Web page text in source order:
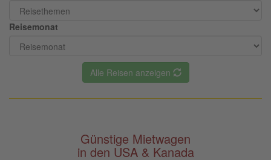
Reisemonat
Alle Reisen anzeigen
Günstige Mietwagen
in den USA & Kanada